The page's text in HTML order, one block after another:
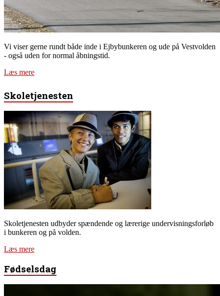
Vi viser gerne rundt både inde i Ejbybunkeren og ude på Vestvolden
- også uden for normal åbningstid.
Læs mere
Skoletjenesten
Skoletjenesten udbyder spændende og lærerige undervisningsforløb
i bunkeren og på volden.
Læs mere
Fødselsdag